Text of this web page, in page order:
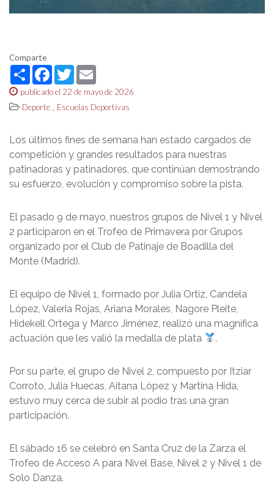
Comparte
ShareFacebook
Twitter
publicado el 22 de mayo de 2026
Deporte , Escuelas Deportivas
Los últimos fines de semana han estado cargados de
competición y grandes resultados para nuestras
patinadoras y patinadores, que continúan demostrando
su esfuerzo, evolución y compromiso sobre la pista.
El pasado 9 de mayo, nuestros grupos de Nivel 1 y Nivel
2 participaron en el Trofeo de Primavera por Grupos
organizado por el Club de Patinaje de Boadilla del
Monte (Madrid).
El equipo de Nivel 1, formado por Julia Ortiz, Candela
López, Valeria Rojas, Ariana Morales, Nagore Pleite,
Hidekell Ortega y Marco Jiménez, realizó una magnífica
actuación que les valió la medalla de plata
.
Por su parte, el grupo de Nivel 2, compuesto por Itziar
Corroto, Julia Huecas, Aitana López y Martina Hida,
estuvo muy cerca de subir al podio tras una gran
participación.
El sábado 16 se celebró en Santa Cruz de la Zarza el
Trofeo de Acceso A para Nivel Base, Nivel 2 y Nivel 1 de
Solo Danza.